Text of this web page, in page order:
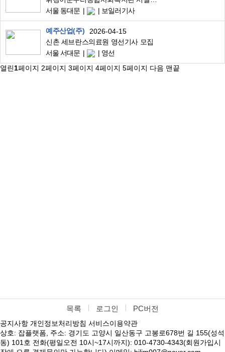
서울 동대문
보일러기사
예주산업(주)
2026-04-15
신촌 세브란스의료원 영선기사 모집
서울 서대문
영선
열린1페이지 2페이지 3페이지 4페이지 5페이지 다음 맨끝
목록 로그인 PC버전
공지사항 개인정보처리방침 서비스이용약관
상호: 잡플랫폼, 주소: 경기도 고양시 일산동구 고봉로678번 길 155(성석
동) 101호 전화(평일오전 10시~17시까지): 010-4730-4343(회원가입시